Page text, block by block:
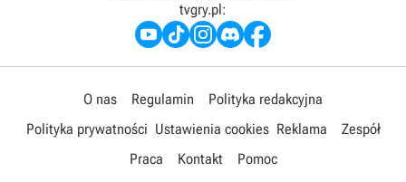
tvgry.pl:
O nas Regulamin
Polityka redakcyjna
Polityka prywatności Ustawienia cookies Reklama
Zespół
Praca
Kontakt Pomoc